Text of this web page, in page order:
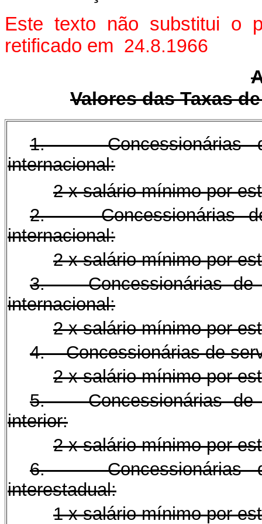
Este texto não substitui o
retificado em 24.8.1966
Valores das Taxas
1. Concessionárias
internacional:
2 x salário mínimo por
2. Concessionárias de
internacional:
2 x salário mínimo por
3. Concessionárias de
internacional:
2 x salário mínimo por
4. Concessionárias de
2 x salário mínimo por
5. Concessionárias de
interior:
2 x salário mínimo por
6. Concessionárias
interestadual:
1 x salário mínimo por